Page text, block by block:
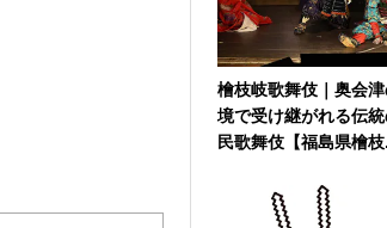
檜枝岐歌舞伎｜奥会
境で受け継がれる伝
民歌舞伎【福島県檜